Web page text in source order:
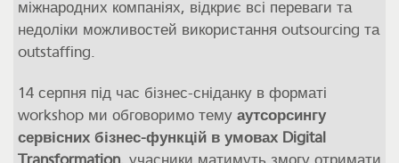
міжнародних компаніях, відкриє всі переваги та
недоліки можливостей використання outsourcing та
outstaffing.
14 серпня під час бізнес-сніданку в форматі
workshop ми обговоримо тему аутсорсингу
сервісних бізнес-функцій в умовах Digital